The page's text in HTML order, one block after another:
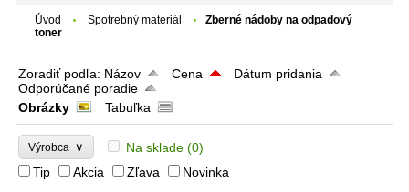
Úvod Spotrebný materiál
Zberné nádoby na odpadový
toner
Zoradiť podľa: Názov Cena
Dátum pridania
Odporúčané poradie
Obrázky
Tabuľka
Výrobca ∨ Na sklade (0)
Tip
Akcia Zľava
Novinka